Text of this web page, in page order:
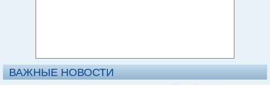
ВАЖНЫЕ НОВОСТИ